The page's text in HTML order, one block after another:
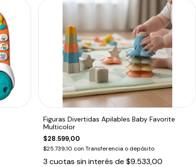
Figuras Divertidas Apilables Baby Favorite
Multicolor
$28.599,00
$25.739,10 con Transferencia o depósito
3 cuotas sin interés de$9.533,00